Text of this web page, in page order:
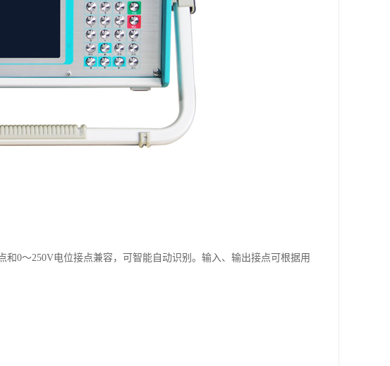
0～250V电位接点兼容，可智能自动识别。输入、输出接点可根据用